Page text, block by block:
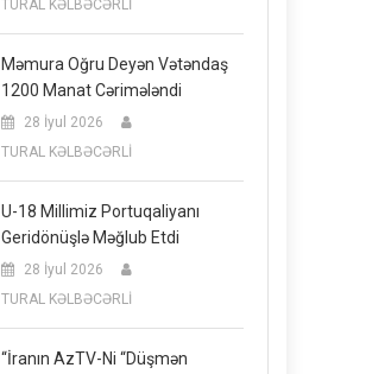
TURAL KƏLBƏCƏRLİ
Məmura Oğru Deyən Vətəndaş
1200 Manat Cərimələndi
28 İyul 2026
TURAL KƏLBƏCƏRLİ
U-18 Millimiz Portuqaliyanı
Geridönüşlə Məğlub Etdi
28 İyul 2026
TURAL KƏLBƏCƏRLİ
“İranın AzTV-Ni “düşmən